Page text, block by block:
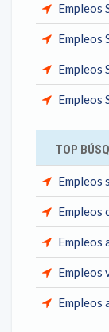
Empleos
Empleos
Empleos
Empleos
TOP
Empleos
Empleos
Empleos
Empleos
Empleos